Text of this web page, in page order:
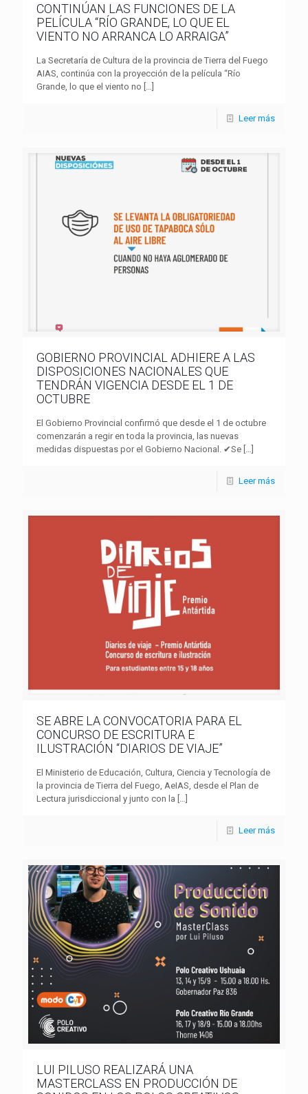
CONTINÚAN LAS FUNCIONES DE LA
PELÍCULA “RÍO GRANDE, LO QUE EL
VIENTO NO ARRANCA LO ARRAIGA”
La Secretaría de Cultura de la provincia de Tierra del Fuego
AIAS, continúa con la proyección de la película “Río
Grande, lo que el viento no […]
Leer más
GOBIERNO PROVINCIAL ADHIERE A LAS
DISPOSICIONES NACIONALES QUE
TENDRÁN VIGENCIA DESDE EL 1 DE
OCTUBRE
El Gobierno Provincial confirmó que desde el 1 de octubre
comenzarán a regir en toda la provincia, las nuevas
medidas dispuestas por el Gobierno Nacional. ✔Se […]
Leer más
SE ABRE LA CONVOCATORIA PARA EL
CONCURSO DE ESCRITURA E
ILUSTRACIÓN “DIARIOS DE VIAJE”
El Ministerio de Educación, Cultura, Ciencia y Tecnología de
la provincia de Tierra del Fuego, AeIAS, desde el Plan de
Lectura jurisdiccional y junto con la […]
Leer más
LUI PILUSO REALIZARÁ UNA
MASTERCLASS EN PRODUCCIÓN DE